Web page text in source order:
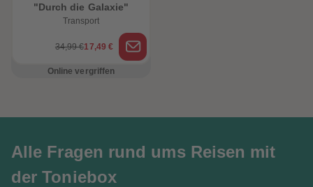
"Durch die Galaxie"
Transport
34,99 €17,49 €
Online vergriffen
Alle Fragen rund ums Reisen mit
der Toniebox